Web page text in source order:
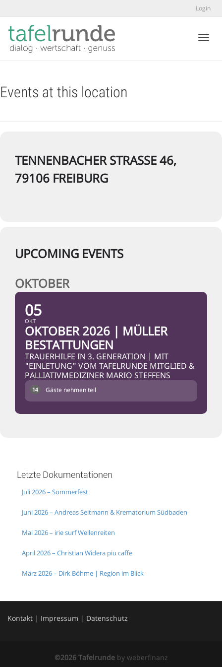
Login
Events at this location
TENNENBACHER STRASSE 46, 7
9106 FREIBURG
UPCOMING EVENTS
OKTOBER
05
OKT
OKTOBER 2026 | MÜLLER
BESTATTUNGEN
TRAUERHILFE IN 3. GENERATION | MIT
"EINLETUNG" VOM TAFELRUNDE MITGLIED &
PALLIATIVMEDIZINER MARIO STEFFENS
14 Gäste nehmen teil
Letzte Dokumentationen
Juli 2026 – Sommerfest
Juni 2026 – Andreas Seltmann & Krematorium Südbaden
Mai 2026 – irie surf Wellenreiten
April 2026 – Christian Widera piu caffe
März 2026 – Dirk Böhme | Region im Blick
Kontakt | Impressum | Datenschutz
©2026 Tafelrundeby weberfinanz